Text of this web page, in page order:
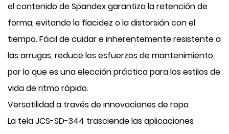
el contenido de Spandex garantiza la retención de
forma, evitando la flacidez o la distorsión con el
tiempo. Fácil de cuidar e inherentemente resistente a
las arrugas, reduce los esfuerzos de mantenimiento,
por lo que es una elección práctica para los estilos de
vida de ritmo rápido.
Versatilidad a través de innovaciones de ropa
La tela JCS-SD-344 trasciende las aplicaciones